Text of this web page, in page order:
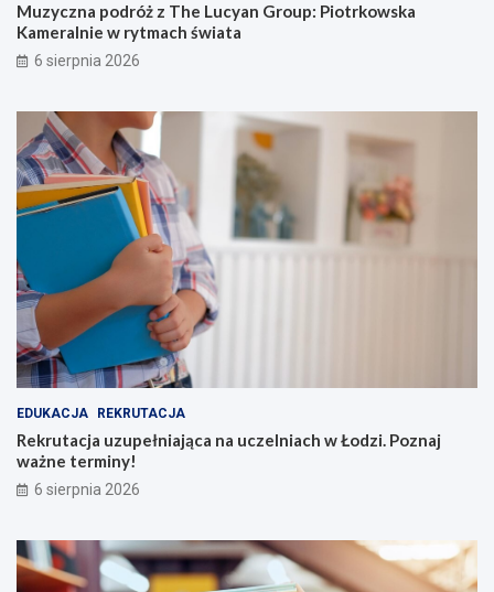
Muzyczna podróż z The Lucyan Group: Piotrkowska
Kameralnie w rytmach świata
6 sierpnia 2026
EDUKACJA REKRUTACJA
Rekrutacja uzupełniająca na uczelniach w Łodzi. Poznaj
ważne terminy!
6 sierpnia 2026